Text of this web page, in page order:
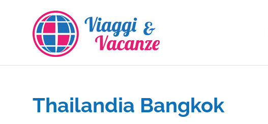
contenuto
Thailandia Bangkok